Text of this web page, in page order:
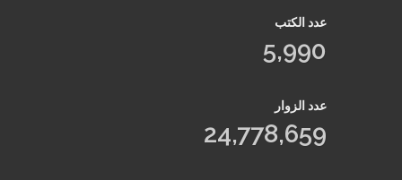
عدد الكتب
5,990
عدد الزوار
24,778,659